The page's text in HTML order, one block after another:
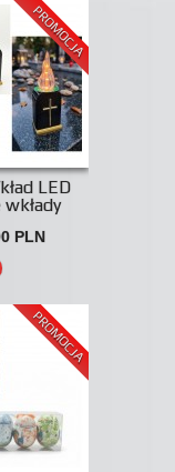
LED
PROMOCJA
PLN
PROMOCJA